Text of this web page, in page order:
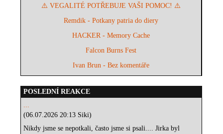
⚠️ VEGALITÉ POTŘEBUJE VAŠI POMOC! ⚠️
Remdik - Potkany patria do diery
HACKER - Memory Cache
Falcon Burns Fest
Ivan Brun - Bez komentáře
POSLEDNÍ REAKCE
...
(06.07.2026 20:13 Siki)
Nikdy jsme se nepotkali, často jsme si psali.... Jirka byl